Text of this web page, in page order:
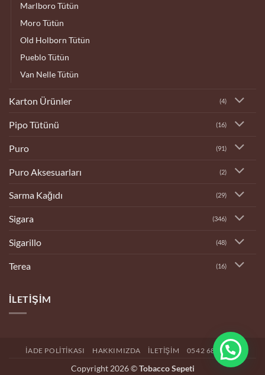
Marlboro Tütün
Moro Tütün
Old Holborn Tütün
Pueblo Tütün
Van Nelle Tütün
Karton Ürünler (4)
Pipo Tütünü (16)
Puro (91)
Puro Aksesuarları (2)
Sarma Kağıdı (29)
Sigara (346)
Sigarillo (48)
Terea (16)
İLETIŞIM
İADE POLITIKASI HAKKIMIZDA İLETIŞIM 0542 682 4192
Copyright 2026 ©Tobacco Sepeti